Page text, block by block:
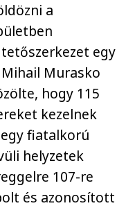
a
egy
Murasko
hogy 115
kezelnek
fiatalkorú
helyzetek
107-re
és azonosított